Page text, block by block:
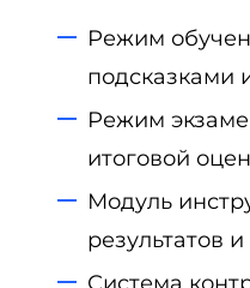
Режим
подсказками
Режим
итоговой
Модуль
результатов